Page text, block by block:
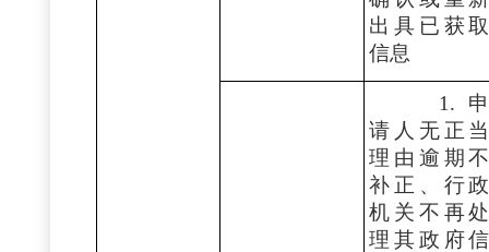
出具已获取
信息
1.申
请人无正当
理由逾期不
补正、行政
机关不再处
理其政府信